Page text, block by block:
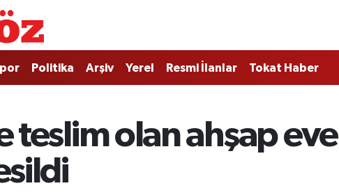
Politika Arşiv Yerel Resmi İlanlar Tokat Haber
teslim olan ahşap